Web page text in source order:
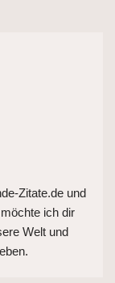
Zitate.de und
ich dir
Welt und